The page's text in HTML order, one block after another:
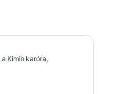
Kimio karóra,